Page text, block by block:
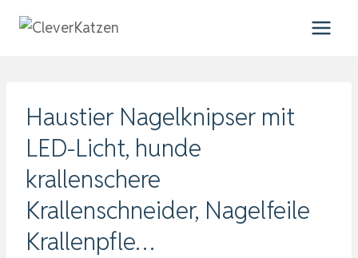
Inhalt
Haustier Nagelknipser mit
LED-Licht, hunde
krallenschere
Krallenschneider, Nagelfeile
Krallenpfle…